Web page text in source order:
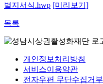
별지서식.hwp [미리보기]
목록
개인정보처리방침
서비스이용약관
전자우편 무단수집거부